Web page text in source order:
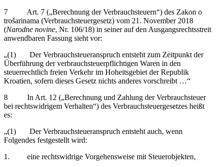
7 Art. 7 („Berechnung der Verbrauchsteuern“) des Zakon o
trošarinama (Verbrauchsteuergesetz) vom 21. November 2018
(Narodne novine, Nr. 106/18) in seiner auf den Ausgangsrechtsstreit
anwendbaren Fassung sieht vor:
„(1) Der Verbrauchsteueranspruch entsteht zum Zeitpunkt der
Überführung der verbrauchsteuerpflichtigen Waren in den
steuerrechtlich freien Verkehr im Hoheitsgebiet der Republik
Kroatien, sofern dieses Gesetz nichts anderes vorschreibt …“
8 In Art. 12 („Berechnung und Zahlung der Verbrauchsteuer
bei rechtswidrigem Verhalten“) des Verbrauchsteuergesetzes heißt
es:
„(1) Der Verbrauchsteueranspruch entsteht auch, wenn
Folgendes festgestellt wird:
1. eine rechtswidrige Vorgehensweise mit Steuerobjekten,